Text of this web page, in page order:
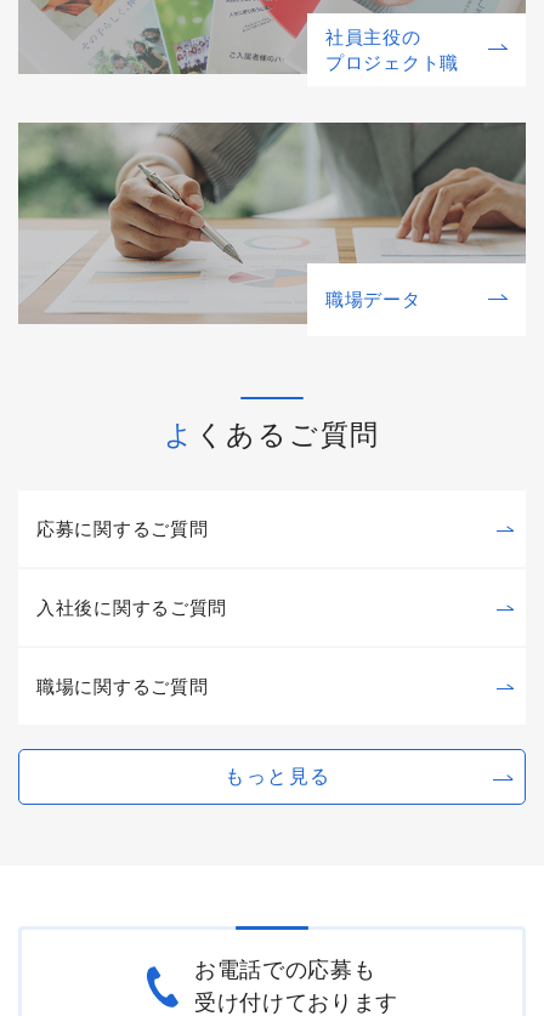
社員主役の
プロジェクト職
職場データ
よくあるご質問
応募に関するご質問
入社後に関するご質問
職場に関するご質問
もっと見る
お電話での応募も
受け付けております